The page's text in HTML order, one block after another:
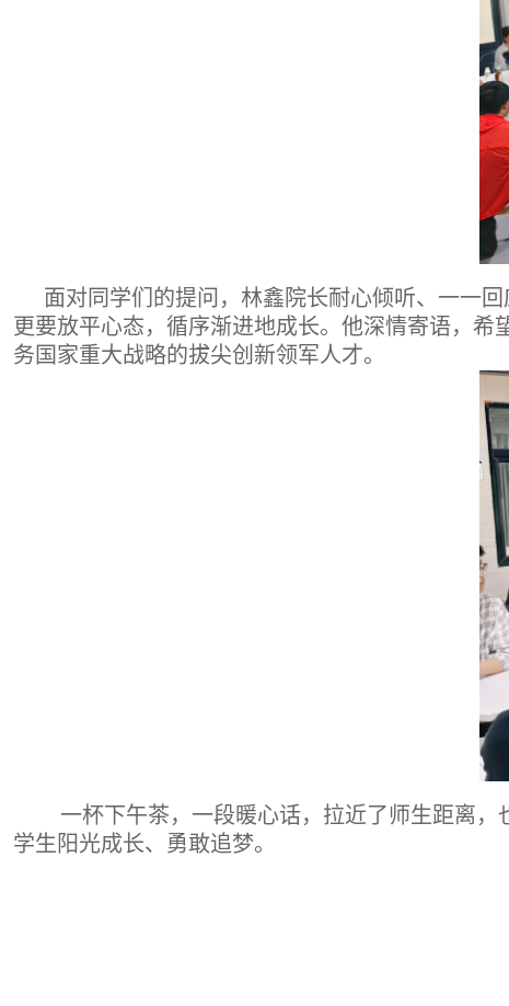
面对同学们的提问，林鑫院长耐心倾听、一一
更要放平心态，循序渐进地成长。他深情寄语，
务国家重大战略的拔尖创新领军人才。
一杯下午茶，一段暖心话，拉近了师生距离
学生阳光成长、勇敢追梦。